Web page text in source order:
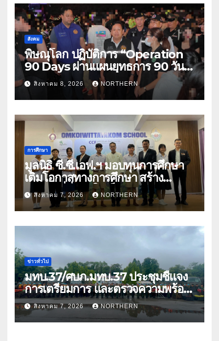
สังคม
พิษณุโลก ปฏิบัติการ “Operation
90 Days ผ่านแผนยุทธการ 90 วัน
พิชิตยาเสพติด” ปราบปรามกวาดล้าง
ยาเสพติดสถานบันเทิง พบสารเสพติด
4 ราย
สิงหาคม 8, 2026 NORTHERN
การศึกษา
มูลนิธิ ซี.ซี.เอฟ.ฯ มอบทุนการศึกษา
เติมโอกาสทางการศึกษา สร้าง
อนาคตที่มั่นคงให้เด็กและเยาวชน
ด้อยโอกาส
สิงหาคม 7, 2026 NORTHERN
ข่าวทั่วไป
มทบ.37/ศบภ.มทบ.37 ประชุมชี้แจง
การเตรียมการ และตรวจความพร้อม
ด้านการบรรเทาสาธารณภัย
สิงหาคม 7, 2026 NORTHERN